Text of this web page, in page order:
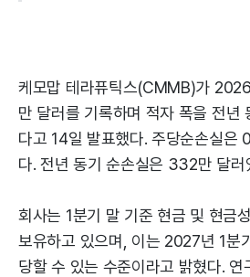
케모맙 테라퓨틱스(CMMB)가
만 달러를 기록하며 적자 폭을 전년
다고 14일 발표했다. 주당순손실은
다. 전년 동기 순손실은 332만 달러
회사는 1분기 말 기준 현금 및 현금
보유하고 있으며, 이는 2027년 1분
당할 수 있는 수준이라고 밝혔다.